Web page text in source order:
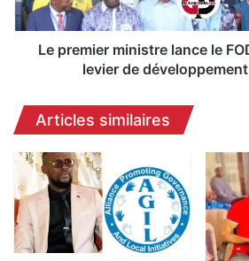
véritable
levier
développement
base.
Le premier ministre lance le
levier de
Articles similaires